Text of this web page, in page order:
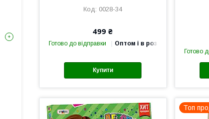
0028-34
499 ₴
Готово до відправки Оптом і в роздріб
Купити
Готово
Топ